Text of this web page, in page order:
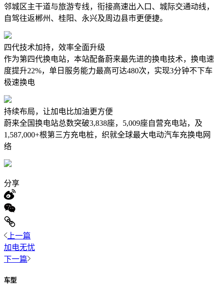
邻城区主干道与旅游专线，衔接高速出入口、城际交通动线，
自驾往返郴州、桂阳、永兴及周边县市更便捷。
四代技术加持，效率全面升级
作为第四代换电站，本站配备蔚来最先进的换电技术，换电速
度提升22%，单日服务能力最高可达480次，实现3分钟不下车
极速换电
持续布局，让加电比加油更方便
蔚来全国换电站总数突破3,838座，5,009座自营充电站，及
1,587,000+根第三方充电桩，织就全球最大电动汽车充换电网
络
分享
上一篇
加电无忧
下一篇
车型